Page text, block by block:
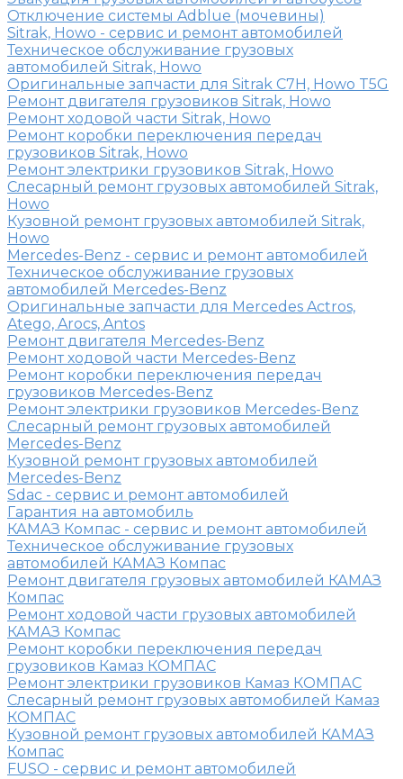
Отключение системы Adblue (мочевины)
Sitrak, Howo - сервис и ремонт автомобилей
Техническое обслуживание грузовых
автомобилей Sitrak, Howo
Оригинальные запчасти для Sitrak C7H, Howo T5G
Ремонт двигателя грузовиков Sitrak, Howo
Ремонт ходовой части Sitrak, Howo
Ремонт коробки переключения передач
грузовиков Sitrak, Howo
Ремонт электрики грузовиков Sitrak, Howo
Слесарный ремонт грузовых автомобилей Sitrak,
Howo
Кузовной ремонт грузовых автомобилей Sitrak,
Howo
Mercedes-Benz - сервис и ремонт автомобилей
Техническое обслуживание грузовых
автомобилей Mercedes-Benz
Оригинальные запчасти для Mercedes Actros,
Atego, Arocs, Antos
Ремонт двигателя Mercedes-Benz
Ремонт ходовой части Mercedes-Benz
Ремонт коробки переключения передач
грузовиков Mercedes-Benz
Ремонт электрики грузовиков Mercedes-Benz
Слесарный ремонт грузовых автомобилей
Mercedes-Benz
Кузовной ремонт грузовых автомобилей
Mercedes-Benz
Sdac - сервис и ремонт автомобилей
Гарантия на автомобиль
КАМАЗ Компас - сервис и ремонт автомобилей
Техническое обслуживание грузовых
автомобилей КАМАЗ Компас
Ремонт двигателя грузовых автомобилей КАМАЗ
Компас
Ремонт ходовой части грузовых автомобилей
КАМАЗ Компас
Ремонт коробки переключения передач
грузовиков Камаз КОМПАС
Ремонт электрики грузовиков Камаз КОМПАС
Слесарный ремонт грузовых автомобилей Камаз
КОМПАС
Кузовной ремонт грузовых автомобилей КАМАЗ
Компас
FUSO - сервис и ремонт автомобилей